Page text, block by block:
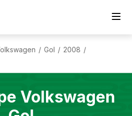
/ Gol / 2008 /
Volkswagen